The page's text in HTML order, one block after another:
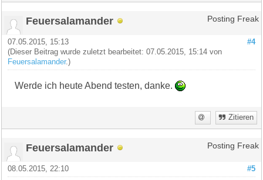
Feuersalamander Posting Freak
#4
07.05.2015, 15:13
(Dieser Beitrag wurde zuletzt bearbeitet: 07.05.2015, 15:14 von
Feuersalamander.)
Werde ich heute Abend testen, danke.
Zitieren
Feuersalamander Posting Freak
#5
08.05.2015, 22:10